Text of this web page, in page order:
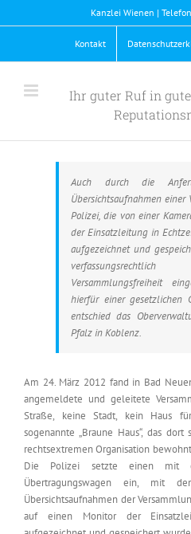
to
Kanzlei Wienen |
Kontakt
Ihr guter Ruf in
Auch durch die
Übersichtsaufnahmen
Polizei, die von einer
der Einsatzleitung in
aufgezeichnet und
Versammlungsfreiheit
hierfür einer gesetzlichen
entschied das
Pfalz in Koblenz.
Am 24. März 2012 fand in Bad
angemeldete und geleitete
Straße, keine Stadt, kein Haus
sogenannte „Braune Haus“, das
rechtsextremen Organisation
Die Polizei setzte einen mit
Übertragungswagen ein, mit
Übersichtsaufnahmen der
auf einen Monitor der